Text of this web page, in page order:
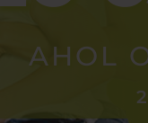
AHOL